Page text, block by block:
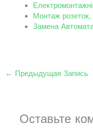
Монтаж
Замена
← Предыдущая Запись
Оставьте